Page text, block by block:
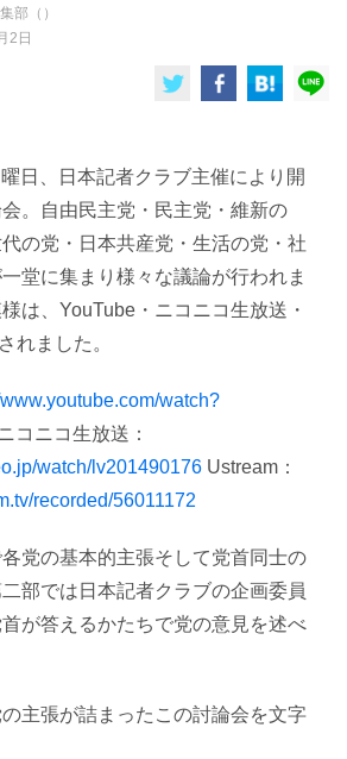
部（）
2日
日、日本記者クラブ主催により開
。自由民主党・民主党・維新の
の党・日本共産党・生活の党・社
堂に集まり様々な議論が行われま
は、YouTube・ニコニコ生放送・
れました。
watch?
コニコ生放送：
watch/lv201490176 Ustream：
recorded/56011172
党の基本的主張そして党首同士の
部では日本記者クラブの企画委員
が答えるかたちで党の意見を述べ
主張が詰まったこの討論会を文字